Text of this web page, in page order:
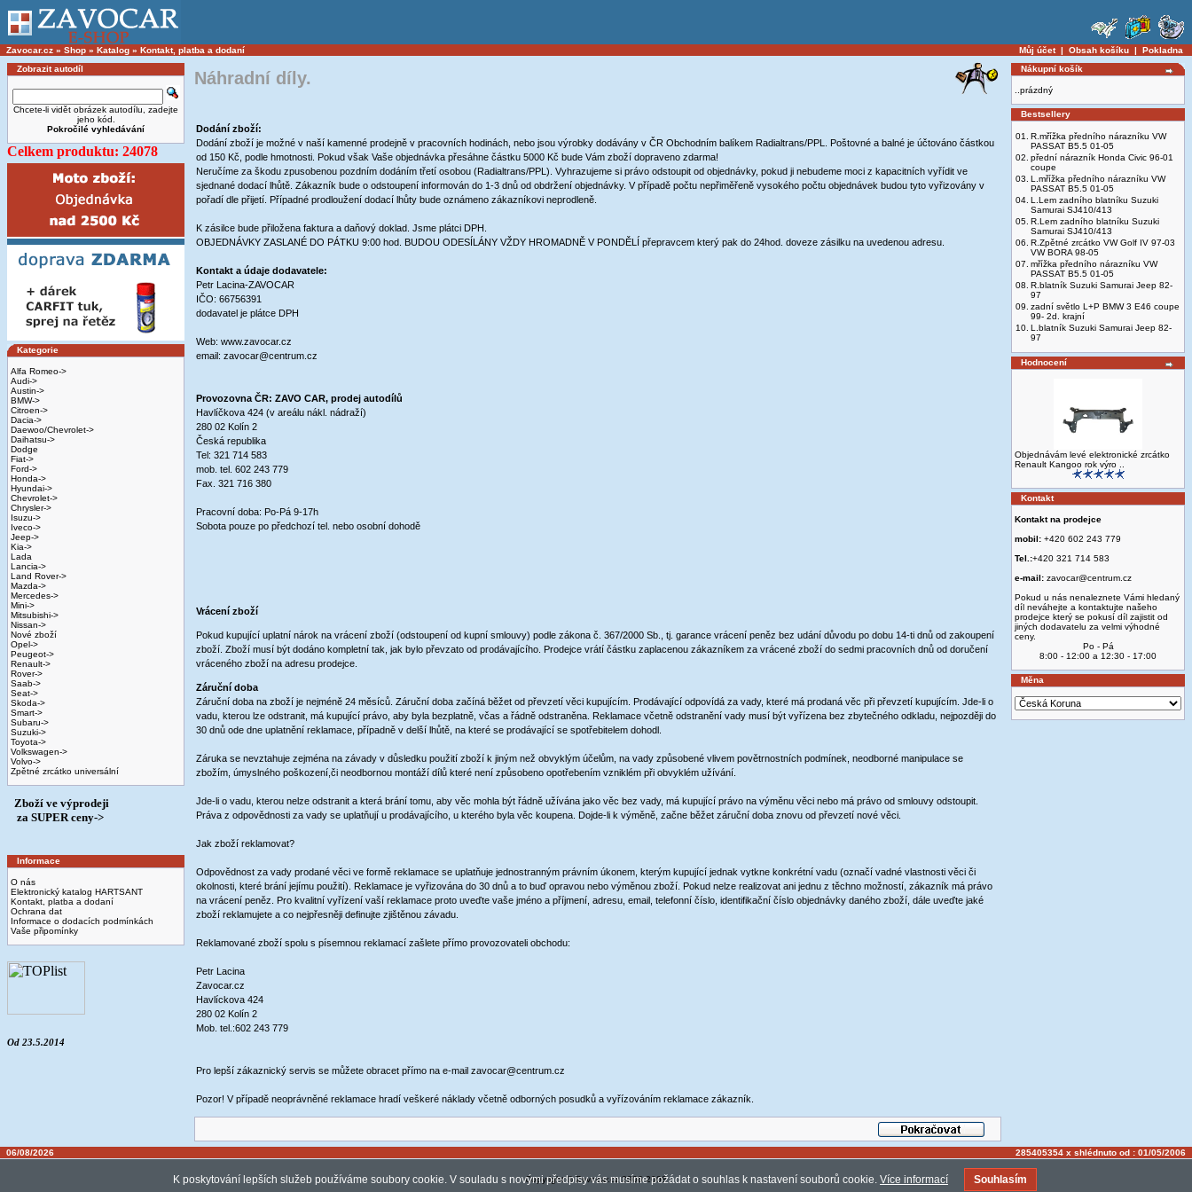
Zavocar.cz » Shop » Katalog » Kontakt, platba a dodaní Můj účet| Obsah košíku | Pokladna
Zobrazit autodíl
Chcete-li vidět obrázek autodílu, zadejte
jeho kód.
Pokročilé vyhledávání
Celkem produktu: 24078
Kategorie
Alfa Romeo->
Audi->
Austin->
BMW->
Citroen->
Dacia->
Daewoo/Chevrolet->
Daihatsu->
Dodge
Fiat->
Ford->
Honda->
Hyundai->
Chevrolet->
Chrysler->
Isuzu->
Iveco->
Jeep->
Kia->
Lada
Lancia->
Land Rover->
Mazda->
Mercedes->
Mini->
Mitsubishi->
Nissan->
Nové zboží
Opel->
Peugeot->
Renault->
Rover->
Saab->
Seat->
Skoda->
Smart->
Subaru->
Suzuki->
Toyota->
Volkswagen->
Volvo->
Zpětné zrcátko universální
Zboží ve výprodeji
­ za SUPER ceny->
Informace
O nás
Elektronický katalog HARTSANT
Kontakt, platba a dodaní
Ochrana dat
Informace o dodacích podmínkách
Vaše připomínky
Od 23.5.2014
Náhradní díly.
Dodání zboží:
Dodání zboží je možné v naší kamenné prodejně v pracovních hodinách, nebo jsou výrobky dodávány v ČR Obchodním balíkem Radialtrans/PPL. Poštovné a balné je účtováno částkou
od 150 Kč, podle hmotnosti. Pokud však Vaše objednávka přesáhne částku 5000 Kč bude Vám zboží dopraveno zdarma!
Neručíme za škodu zpusobenou pozdním dodáním třetí osobou (Radialtrans/PPL). Vyhrazujeme si právo odstoupit od objednávky, pokud ji nebudeme moci z kapacitních vyřídit ve
sjednané dodací lhůtě. Zákazník bude o odstoupení informován do 1-3 dnů od obdržení objednávky. V případě počtu nepřiměřeně vysokého počtu objednávek budou tyto vyřizovány v
pořadí dle přijetí. Případné prodloužení dodací lhůty bude oznámeno zákazníkovi neprodleně.
K zásilce bude přiložena faktura a daňový doklad. Jsme plátci DPH.
OBJEDNÁVKY ZASLANÉ DO PÁTKU 9:00 hod. BUDOU ODESÍLÁNY VŽDY HROMADNĚ V PONDĚLÍ přepravcem který pak do 24hod. doveze zásilku na uvedenou adresu.
Kontakt a údaje dodavatele:
Petr Lacina-ZAVOCAR
IČO: 66756391
dodavatel je plátce DPH
Web: www.zavocar.cz
email: zavocar@centrum.cz
Provozovna ČR: ZAVO CAR, prodej autodílů
Havlíčkova 424 (v areálu nákl. nádraží)
280 02 Kolín 2
Česká republika
Tel: 321 714 583
mob. tel. 602 243 779
Fax. 321 716 380
Pracovní doba: Po-Pá 9-17h
Sobota pouze po předchozí tel. nebo osobní dohodě
Vrácení zboží
Pokud kupující uplatní nárok na vrácení zboží (odstoupení od kupní smlouvy) podle zákona č. 367/2000 Sb., tj. garance vrácení peněz bez udání důvodu po dobu 14-ti dnů od zakoupení
zboží. Zboží musí být dodáno kompletní tak, jak bylo převzato od prodávajícího. Prodejce vrátí částku zaplacenou zákazníkem za vrácené zboží do sedmi pracovních dnů od doručení
vráceného zboží na adresu prodejce.
Záruční doba
Záruční doba na zboží je nejméně 24 měsíců. Záruční doba začíná běžet od převzetí věci kupujícím. Prodávající odpovídá za vady, které má prodaná věc při převzetí kupujícím. Jde-li o
vadu, kterou lze odstranit, má kupující právo, aby byla bezplatně, včas a řádně odstraněna. Reklamace včetně odstranění vady musí být vyřízena bez zbytečného odkladu, nejpozději do
30 dnů ode dne uplatnění reklamace, případně v delší lhůtě, na které se prodávající se spotřebitelem dohodl.
Záruka se nevztahuje zejména na závady v důsledku použití zboží k jiným než obvyklým účelům, na vady způsobené vlivem povětrnostních podmínek, neodborné manipulace se
zbožím, úmyslného poškození,či neodbornou montáží dílů které není způsobeno opotřebením vzniklém při obvyklém užívání.
Jde-li o vadu, kterou nelze odstranit a která brání tomu, aby věc mohla být řádně užívána jako věc bez vady, má kupující právo na výměnu věci nebo má právo od smlouvy odstoupit.
Práva z odpovědnosti za vady se uplatňují u prodávajícího, u kterého byla věc koupena. Dojde-li k výměně, začne běžet záruční doba znovu od převzetí nové věci.
Jak zboží reklamovat?
Odpovědnost za vady prodané věci ve formě reklamace se uplatňuje jednostranným právním úkonem, kterým kupující jednak vytkne konkrétní vadu (označí vadné vlastnosti věci či
okolnosti, které brání jejímu použití). Reklamace je vyřizována do 30 dnů a to buď opravou nebo výměnou zboží. Pokud nelze realizovat ani jednu z těchno možností, zákazník má právo
na vrácení peněz. Pro kvalitní vyřízení vaší reklamace proto uveďte vaše jméno a příjmení, adresu, email, telefonní číslo, identifikační číslo objednávky daného zboží, dále uveďte jaké
zboží reklamujete a co nejpřesněji definujte zjištěnou závadu.
Reklamované zboží spolu s písemnou reklamací zašlete přímo provozovateli obchodu:
Petr Lacina
Zavocar.cz
Havlíckova 424
280 02 Kolín 2
Mob. tel.:602 243 779
Pro lepší zákaznický servis se můžete obracet přímo na e-mail zavocar@centrum.cz
Pozor! V případě neoprávněné reklamace hradí veškeré náklady včetně odborných posudků a vyřízováním reklamace zákazník.
Nákupní košík
..prázdný
Bestsellery
01.
R.mřížka předního nárazníku VW
PASSAT B5.5 01-05
02. přední nárazník Honda Civic 96-01
coupe
03. L.mřížka předního nárazníku VW
PASSAT B5.5 01-05
04. L.Lem zadního blatníku Suzuki
Samurai SJ410/413
05. R.Lem zadního blatníku Suzuki
Samurai SJ410/413
06. R.Zpětné zrcátko VW Golf IV 97-03
VW BORA 98-05
07. mřížka předního nárazníku VW
PASSAT B5.5 01-05
08. R.blatník Suzuki Samurai Jeep 82-
97
09. zadní světlo L+P BMW 3 E46 coupe
99- 2d. krajní
10. L.blatník Suzuki Samurai Jeep 82-
97
Hodnocení
Objednávám levé elektronické zrcátko
Renault Kangoo rok výro ..
Kontakt
Kontakt na prodejce
mobil: +420 602 243 779
Tel.:+420 321 714 583
e-mail: zavocar@centrum.cz
Pokud u nás nenaleznete Vámi hledaný
díl neváhejte a kontaktujte našeho
prodejce který se pokusí díl zajistit od
jiných dodavatelu za velmi výhodné
ceny.
Po - Pá
8:00 - 12:00 a 12:30 - 17:00
Měna
06/08/2026 285405354 x shlédnuto od : 01/05/2006
Copyright © Zavocar.cz 2006-2008
K poskytování lepších služeb používáme soubory cookie. V souladu s novými předpisy vás musíme požádat o souhlas k nastavení souborů cookie. Více informací Souhlasím